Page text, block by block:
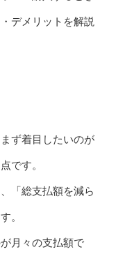
デメリットを解説
ず着目したいのが
です。
「総支払額を減ら
。
月々の支払額で